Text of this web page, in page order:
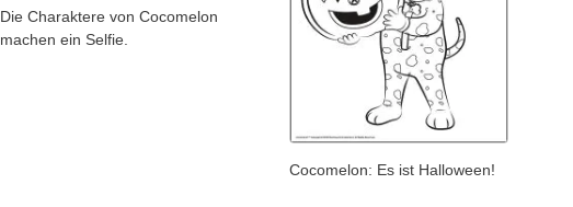
Die Charaktere von Cocomelon
machen ein Selfie.
Cocomelon: Es ist Halloween!